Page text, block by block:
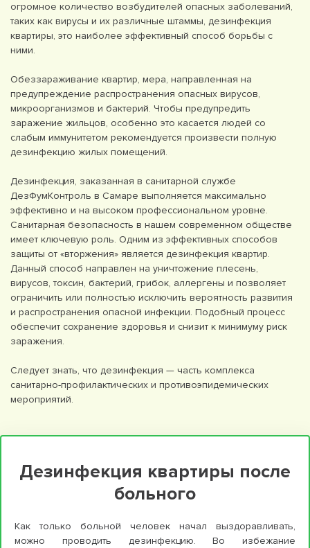
огромное количество возбудителей опасных заболеваний,
таких как вирусы и их различные штаммы, дезинфекция
квартиры, это наиболее эффективный способ борьбы с
ними.
Обеззараживание квартир, мера, направленная на
предупреждение распространения опасных вирусов,
микроорганизмов и бактерий. Чтобы предупредить
заражение жильцов, особенно это касается людей со
слабым иммунитетом рекомендуется произвести полную
дезинфекцию жилых помещений.
Дезинфекция, заказанная в санитарной службе
ДезФумКонтроль в Самаре выполняется максимально
эффективно и на высоком профессиональном уровне.
Санитарная безопасность в нашем современном обществе
имеет ключевую роль. Одним из эффективных способов
защиты от «вторжения» является дезинфекция квартир.
Данный способ направлен на уничтожение плесень,
вирусов, токсин, бактерий, грибок, аллергены и позволяет
ограничить или полностью исключить вероятность развития
и распространения опасной инфекции. Подобный процесс
обеспечит сохранение здоровья и снизит к минимуму риск
заражения.
Следует знать, что дезинфекция — часть комплекса
санитарно-профилактических и противоэпидемических
мероприятий.
Дезинфекция квартиры после
больного
Как только больной человек начал выздоравливать,
можно проводить дезинфекцию. Во избежание